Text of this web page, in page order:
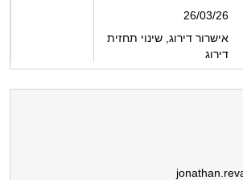
26/03/26
אישרור דירוג, שינוי תחזית
דירוג